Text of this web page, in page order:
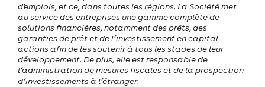
d'emplois, et ce, dans toutes les régions. La Société met
au service des entreprises une gamme complète de
solutions financières, notamment des prêts, des
garanties de prêt et de l’investissement en capital-
actions afin de les soutenir à tous les stades de leur
développement. De plus, elle est responsable de
l’administration de mesures fiscales et de la prospection
d’investissements à l’étranger.